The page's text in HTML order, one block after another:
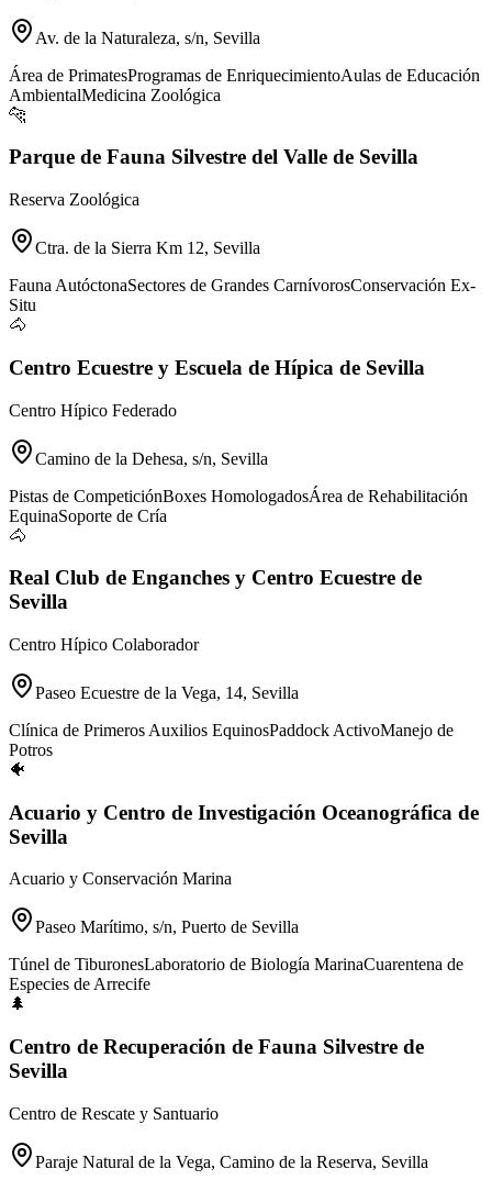
Av. de la Naturaleza, s/n, Sevilla
Área de PrimatesProgramas de EnriquecimientoAulas de Educación
AmbientalMedicina Zoológica
🐆
Parque de Fauna Silvestre del Valle de Sevilla
Reserva Zoológica
Ctra. de la Sierra Km 12, Sevilla
Fauna AutóctonaSectores de Grandes CarnívorosConservación Ex-
Situ
🐴
Centro Ecuestre y Escuela de Hípica de Sevilla
Centro Hípico Federado
Camino de la Dehesa, s/n, Sevilla
Pistas de CompeticiónBoxes HomologadosÁrea de Rehabilitación
EquinaSoporte de Cría
🐴
Real Club de Enganches y Centro Ecuestre de
Sevilla
Centro Hípico Colaborador
Paseo Ecuestre de la Vega, 14, Sevilla
Clínica de Primeros Auxilios EquinosPaddock ActivoManejo de
Potros
🐠
Acuario y Centro de Investigación Oceanográfica de
Sevilla
Acuario y Conservación Marina
Paseo Marítimo, s/n, Puerto de Sevilla
Túnel de TiburonesLaboratorio de Biología MarinaCuarentena de
Especies de Arrecife
🌲
Centro de Recuperación de Fauna Silvestre de
Sevilla
Centro de Rescate y Santuario
Paraje Natural de la Vega, Camino de la Reserva, Sevilla